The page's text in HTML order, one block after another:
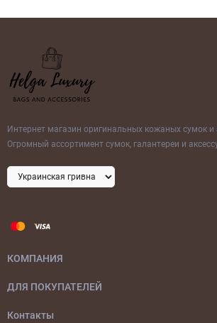
Интернет магазин оригинальных кожаных сумок и
Огромный ассортимент сумок, галантереи и
КОМПАНИЯ
ДЛЯ ПОКУПАТЕЛЕЙ
Контакты